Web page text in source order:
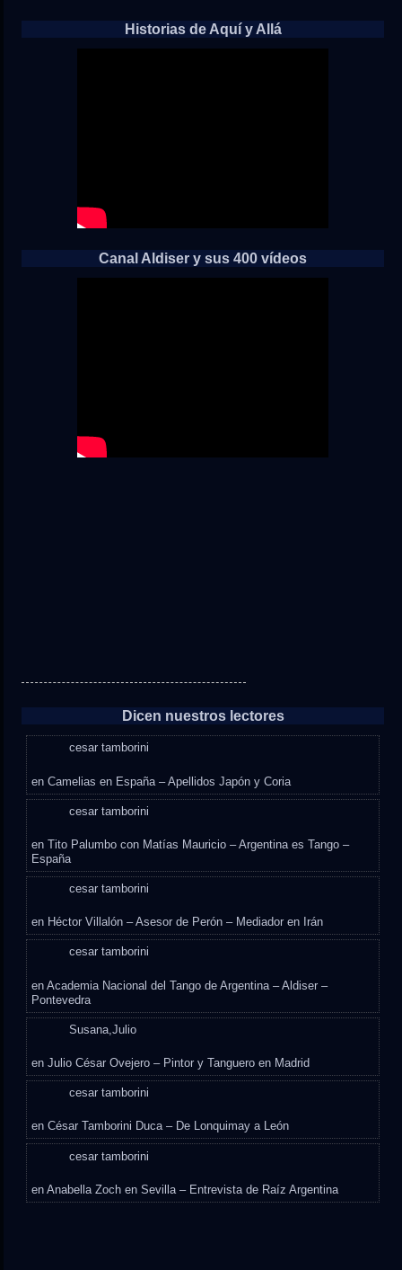
Historias de Aquí y Allá
Canal Aldiser y sus 400 vídeos
Dicen nuestros lectores
cesar tamborini
enCamelias en España – Apellidos Japón y Coria
cesar tamborini
enTito Palumbo con Matías Mauricio – Argentina es Tango –
España
cesar tamborini
en Héctor Villalón – Asesor de Perón – Mediador en Irán
cesar tamborini
enAcademia Nacional del Tango de Argentina – Aldiser –
Pontevedra
Susana,Julio
enJulio César Ovejero – Pintor y Tanguero en Madrid
cesar tamborini
enCésar Tamborini Duca – De Lonquimay a León
cesar tamborini
enAnabella Zoch en Sevilla – Entrevista de Raíz Argentina